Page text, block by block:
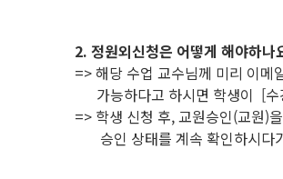
2. 정원외신청은 어떻게 해야하나
=> 해당 수업 교수님께 미리 이메
가능하다고 하시면 학생이 [수
=> 학생 신청 후, 교원승인(교원)
승인 상태를 계속 확인하시다